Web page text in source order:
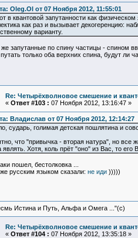
Oleg.Ol от 07 Ноября 2012, 11:55:01
в квантовой запутанности как физическом
как раз и вызывает декогеренцию:
варианту.
же запутанные по спину частицы - спином
только оба верхних спина, будут ли
Re: Четырёхволновое смешение и
« Ответ #103 : 07 Ноября 2012, 13:16:47 »
Владислав от 07 Ноября 2012, 12:14:27
сударь, голимая детская пошлятина и
что "привычка - вторая натура", но
являть. Хотя, коль прёт "оно" из Вас, то его
пошел, бестолковка ...
русским языком сказали: не иди)))))
Истина и Путь, Альфа и Омега ..."(с)
Re: Четырёхволновое смешение и
« Ответ #104 : 07 Ноября 2012, 13:35:18 »